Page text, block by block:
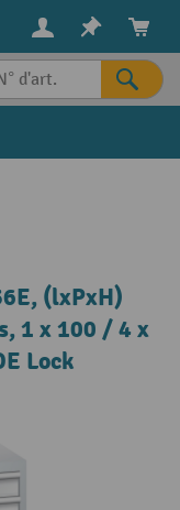
(lxPxH)
1 x 100 / 4 x
Lock